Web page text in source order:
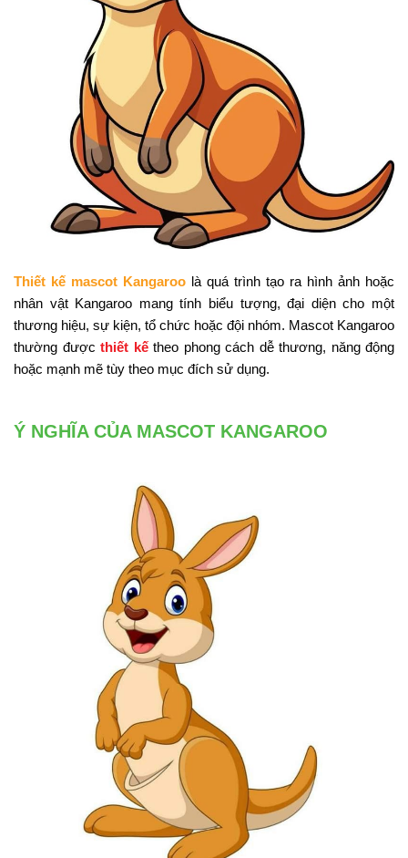
Thiết kế mascot Kangaroo là quá trình tạo ra hình ảnh hoặc
nhân vật Kangaroo mang tính biểu tượng, đại diện cho một
thương hiệu, sự kiện, tổ chức hoặc đội nhóm. Mascot Kangaroo
thường được thiết kếtheo phong cách dễ thương, năng động
hoặc mạnh mẽ tùy theo mục đích sử dụng.
Ý NGHĨA CỦA MASCOT KANGAROO